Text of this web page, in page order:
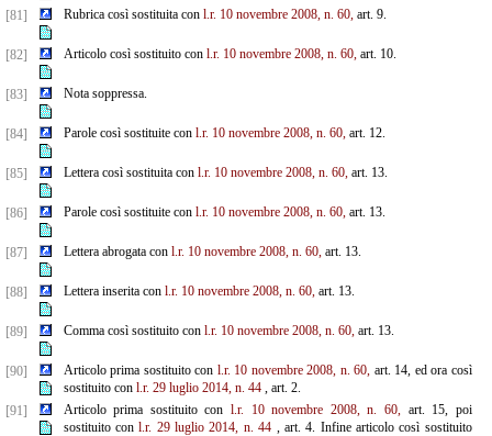
[81] Rubrica così sostituita con l.r. 10 novembre 2008, n. 60,art. 9.
[82] Articolo così sostituito con l.r. 10 novembre 2008, n. 60,art. 10.
[83] Nota soppressa.
[84] Parole così sostituite con l.r. 10 novembre 2008, n. 60,art. 12.
[85] Lettera così sostituita con l.r. 10 novembre 2008, n. 60,art. 13.
[86] Parole così sostituite con l.r. 10 novembre 2008, n. 60,art. 13.
[87] Lettera abrogata con l.r. 10 novembre 2008, n. 60,art. 13.
[88] Lettera inserita con l.r. 10 novembre 2008, n. 60,art. 13.
[89] Comma così sostituito con l.r. 10 novembre 2008, n. 60,art. 13.
[90] Articolo prima sostituito con l.r. 10 novembre 2008, n. 60, art. 14, ed ora così
sostituito con l.r. 29 luglio 2014, n. 44, art. 2.
[91]
Articolo prima sostituito con l.r. 10 novembre 2008, n. 60, art. 15, poi
sostituito conl.r. 29 luglio 2014, n. 44 , art. 4. Infine articolo così sostituito